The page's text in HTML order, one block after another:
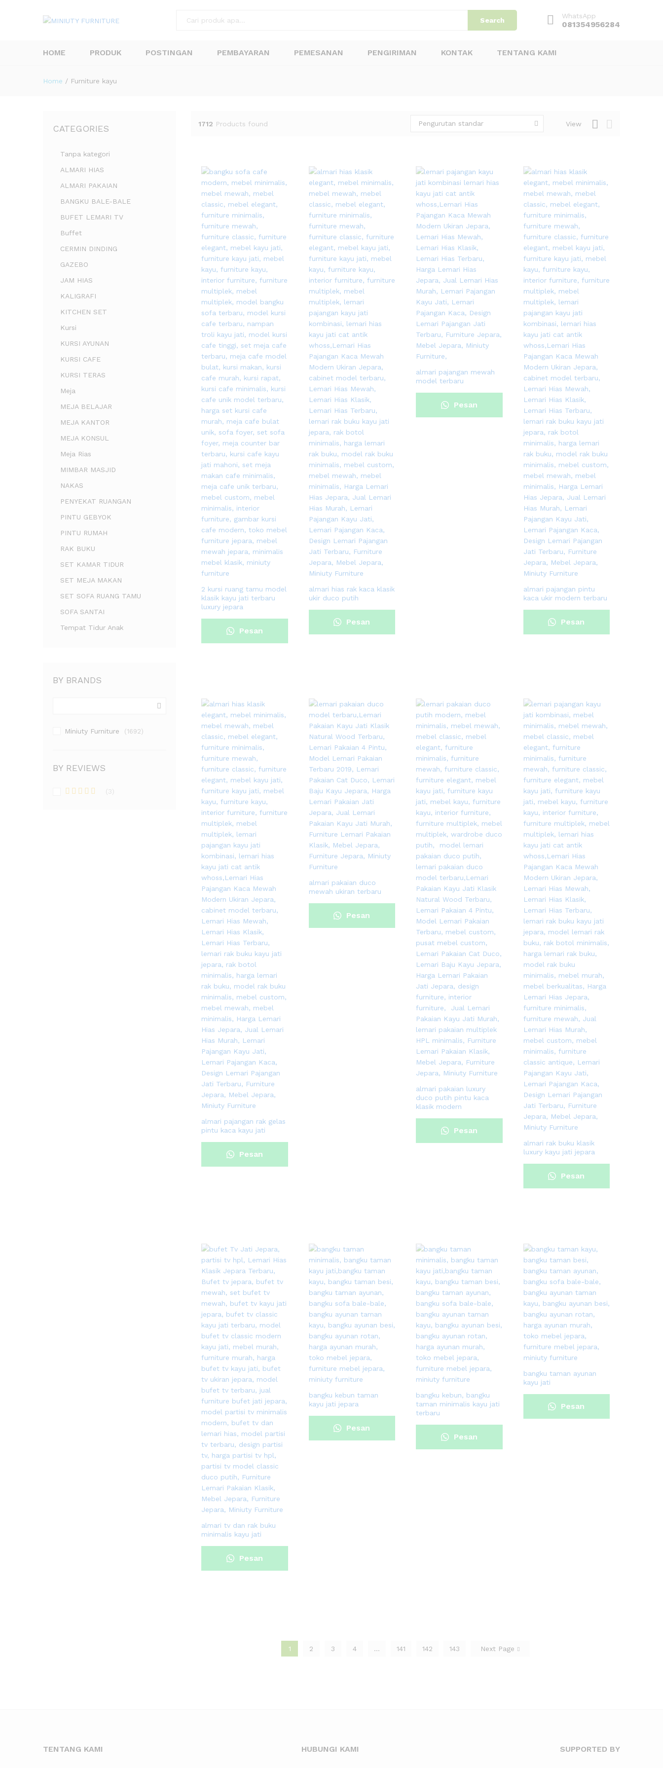
Search
WhatsApp
081354956284
HOME PRODUK POSTINGAN PEMBAYARAN PEMESANAN PENGIRIMAN KONTAK TENTANG KAMI
Home / Furniture kayu
1712 Products found View
Pengurutan standar
2 kursi ruang tamu model
klasik kayu jati terbaru
luxury jepara
Pesan
almari hias rak kaca klasik
ukir duco putih
Pesan
almari pajangan mewah
model terbaru
Pesan
almari pajangan pintu
kaca ukir modern terbaru
Pesan
almari pajangan rak gelas
pintu kaca kayu jati
Pesan
almari pakaian duco
mewah ukiran terbaru
Pesan
almari pakaian luxury
duco putih pintu kaca
klasik modern
Pesan
almari rak buku klasik
luxury kayu jati jepara
Pesan
almari tv dan rak buku
minimalis kayu jati
Pesan
bangku kebun taman
kayu jati jepara
Pesan
bangku kebun, bangku
taman minimalis kayu jati
terbaru
Pesan
bangku taman ayunan
kayu jati
Pesan
1 2 3 4 … 141 142 143 Next Page
CATEGORIES
Tanpa kategori
ALMARI HIAS
ALMARI PAKAIAN
BANGKU BALE-BALE
BUFET LEMARI TV
Buffet
CERMIN DINDING
GAZEBO
JAM HIAS
KALIGRAFI
KITCHEN SET
Kursi
KURSI AYUNAN
KURSI CAFE
KURSI TERAS
Meja
MEJA BELAJAR
MEJA KANTOR
MEJA KONSUL
Meja Rias
MIMBAR MASJID
NAKAS
PENYEKAT RUANGAN
PINTU GEBYOK
PINTU RUMAH
RAK BUKU
SET KAMAR TIDUR
SET MEJA MAKAN
SET SOFA RUANG TAMU
SOFA SANTAI
Tempat Tidur Anak
BY BRANDS
Miniuty Furniture (1692)
BY REVIEWS
(3)
TENTANG KAMI HUBUNGI KAMI SUPPORTED BY